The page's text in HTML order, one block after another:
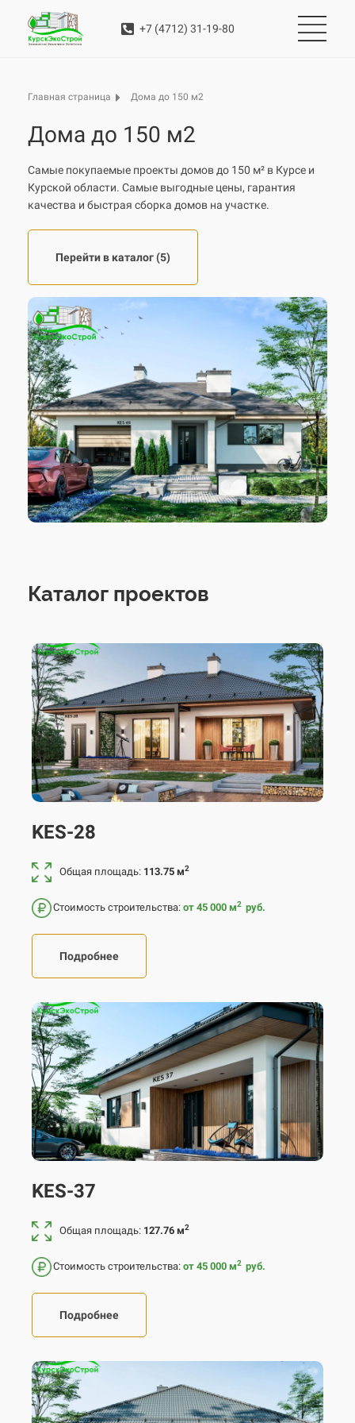
+7 (4712) 31-19-80
Главная страница Дома до 150 м2
Дома до 150 м2
Самые покупаемые проекты домов до 150 м² в Курсе и
Курской области. Самые выгодные цены, гарантия
качества и быстрая сборка домов на участке.
Перейти в каталог (5)
Каталог проектов
KES-28
Общая площадь: 113.75 м2
Стоимость строительства: от 45 000 м2 руб.
Подробнее
KES-37
Общая площадь: 127.76 м2
Стоимость строительства: от 45 000 м2 руб.
Подробнее